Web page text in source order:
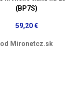
(BP7S)
59,20 €
od Mironetcz.sk